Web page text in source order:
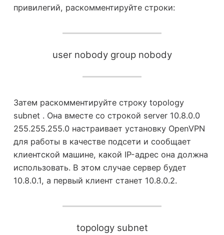
привилегий, раскомментируйте строки:
user nobody group nobody
Затем раскомментируйте строку topology
subnet . Она вместе со строкой server 10.8.0.0
255.255.255.0 настраивает установку OpenVPN
для работы в качестве подсети и сообщает
клиентской машине, какой IP-адрес она должна
использовать. В этом случае сервер будет
10.8.0.1, а первый клиент станет 10.8.0.2.
topology subnet